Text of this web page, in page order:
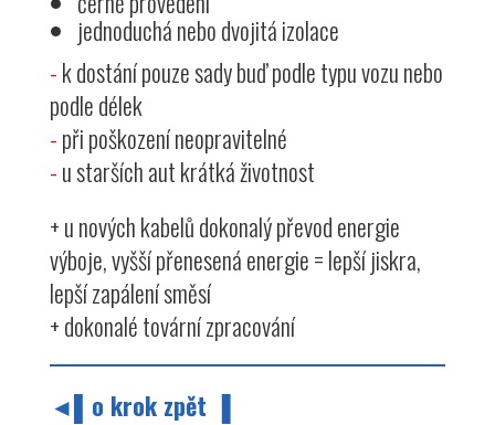
jednoduchá nebo dvojitá izolace
-k dostání pouze sady buď podle typu vozu nebo
podle délek
-při poškození neopravitelné
-u starších aut krátká životnost
+ u nových kabelů dokonalý převod energie
výboje, vyšší přenesená energie = lepší jiskra,
lepší zapálení směsí
+ dokonalé tovární zpracování
◄▌o krok zpět ▐